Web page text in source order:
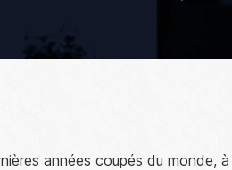
années coupés du monde,